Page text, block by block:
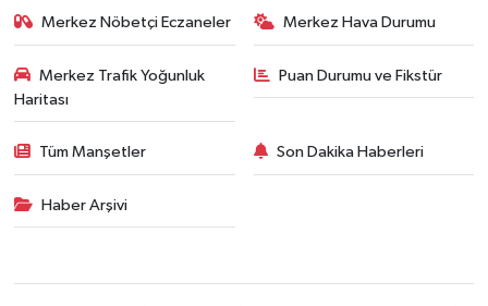
Merkez Nöbetçi Eczaneler Merkez Hava Durumu
Merkez Trafik Yoğunluk
Haritası
Puan Durumu ve Fikstür
Tüm Manşetler Son Dakika Haberleri
Haber Arşivi